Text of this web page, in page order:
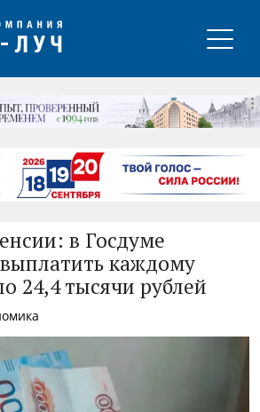
в Госдуме
каждому
24,4 тысячи рублей